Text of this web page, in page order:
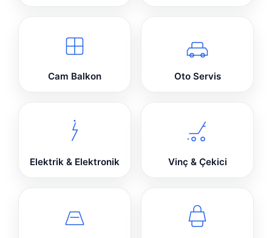
Cam Balkon Oto Servis
Elektrik & Elektronik Vinç & Çekici